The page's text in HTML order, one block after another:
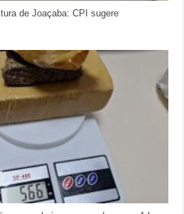
de Joaçaba: CPI sugere